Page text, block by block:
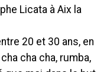
Licata à Aix la
20 et 30 ans, en
cha cha, rumba,